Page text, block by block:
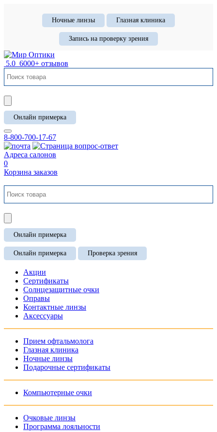
Ночные линзы Глазная клиника
Запись на проверку зрения
5.0 6000+ отзывов
Онлайн примерка
8-800-700-17-67
Адреса салонов
0
Корзина заказов
Онлайн примерка
Онлайн примерка Проверка зрения
Акции
Сертификаты
Солнцезащитные очки
Оправы
Контактные линзы
Аксессуары
Прием офтальмолога
Глазная клиника
Ночные линзы
Подарочные сертификаты
Компьютерные очки
Очковые линзы
Программа лояльности